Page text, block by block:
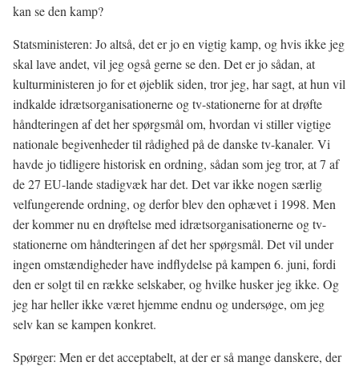
kan se den kamp?
Statsministeren: Jo altså, det er jo en vigtig kamp, og hvis ikke jeg
skal lave andet, vil jeg også gerne se den. Det er jo sådan, at
kulturministeren jo for et øjeblik siden, tror jeg, har sagt, at hun vil
indkalde idrætsorganisationerne og tv-stationerne for at drøfte
håndteringen af det her spørgsmål om, hvordan vi stiller vigtige
nationale begivenheder til rådighed på de danske tv-kanaler. Vi
havde jo tidligere historisk en ordning, sådan som jeg tror, at 7 af
de 27 EU-lande stadigvæk har det. Det var ikke nogen særlig
velfungerende ordning, og derfor blev den ophævet i 1998. Men
der kommer nu en drøftelse med idrætsorganisationerne og tv-
stationerne om håndteringen af det her spørgsmål. Det vil under
ingen omstændigheder have indflydelse på kampen 6. juni, fordi
den er solgt til en række selskaber, og hvilke husker jeg ikke. Og
jeg har heller ikke været hjemme endnu og undersøge, om jeg
selv kan se kampen konkret.
Spørger: Men er det acceptabelt, at der er så mange danskere, der